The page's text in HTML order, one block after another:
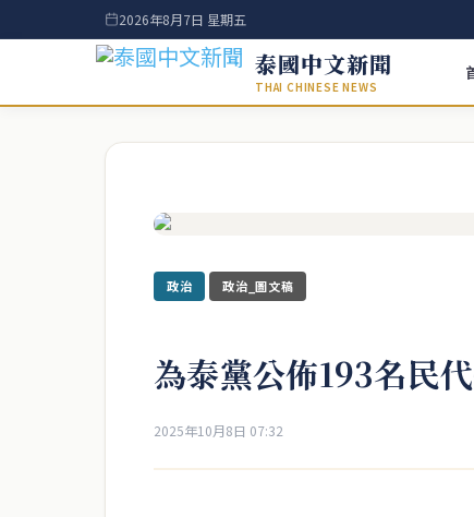
2026年8月7日 星期五
泰國中文新聞
THAI CHINESE NEWS
政治 政治_圖文稿
為泰黨公佈193名民
2025年10月8日 07:32